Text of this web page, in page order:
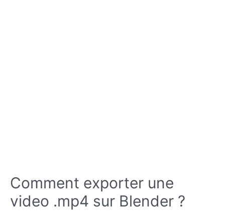
Comment exporter une
video .mp4 sur Blender ?